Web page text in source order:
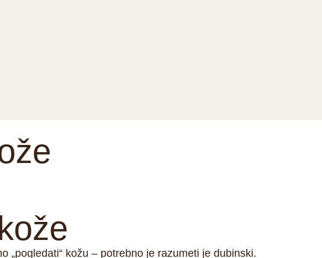
„pogledati“ kožu – potrebno je razumeti je dubinski.